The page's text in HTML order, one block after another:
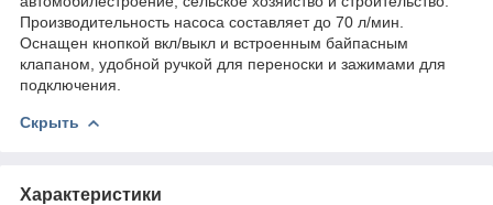
Производительность насоса составляет до 70 л/мин.
Оснащен кнопкой вкл/выкл и встроенным байпасным
клапаном, удобной ручкой для переноски и зажимами для
подключения.
Скрыть
Характеристики